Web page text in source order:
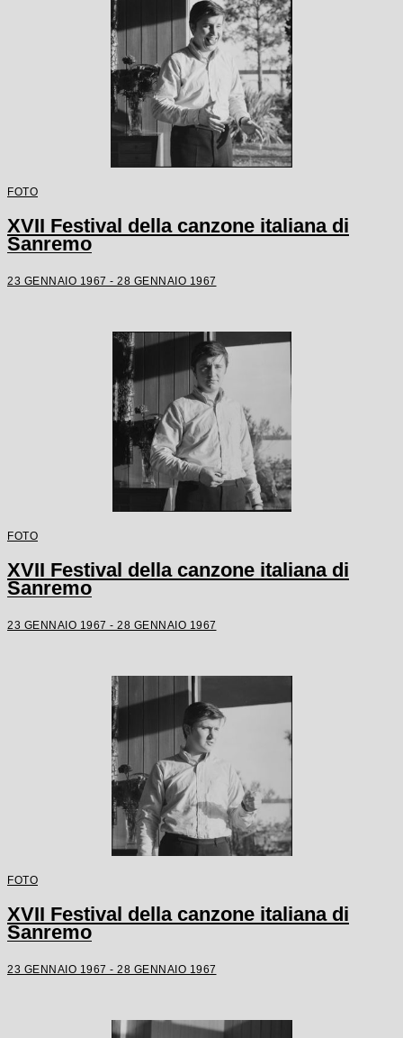
FOTO
XVII Festival della canzone italiana di
Sanremo
23 GENNAIO 1967 - 28 GENNAIO 1967
FOTO
XVII Festival della canzone italiana di
Sanremo
23 GENNAIO 1967 - 28 GENNAIO 1967
FOTO
XVII Festival della canzone italiana di
Sanremo
23 GENNAIO 1967 - 28 GENNAIO 1967